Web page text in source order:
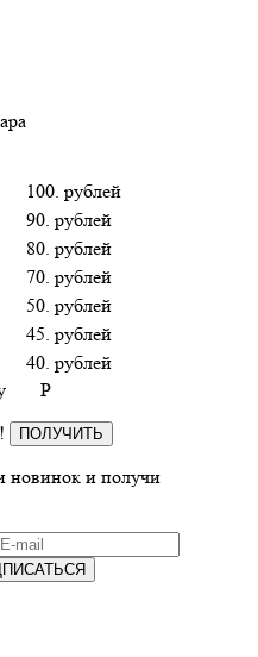
100. рублей
90. рублей
80. рублей
70. рублей
50. рублей
45. рублей
40. рублей
P
ПОЛУЧИТЬ
новинок и получи